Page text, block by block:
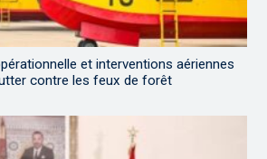
et interventions aériennes
contre les feux de forêt